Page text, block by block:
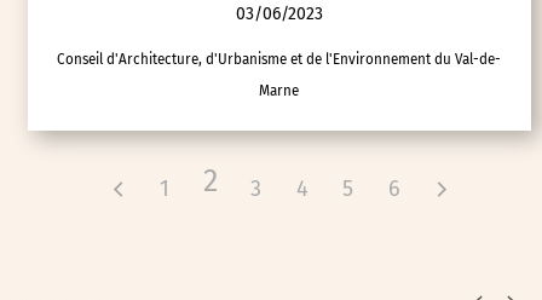
03/06/2023
Conseil d'Architecture, d'Urbanisme et de l'Environnement du Val-de-
Marne
1 2 3 4 5 6